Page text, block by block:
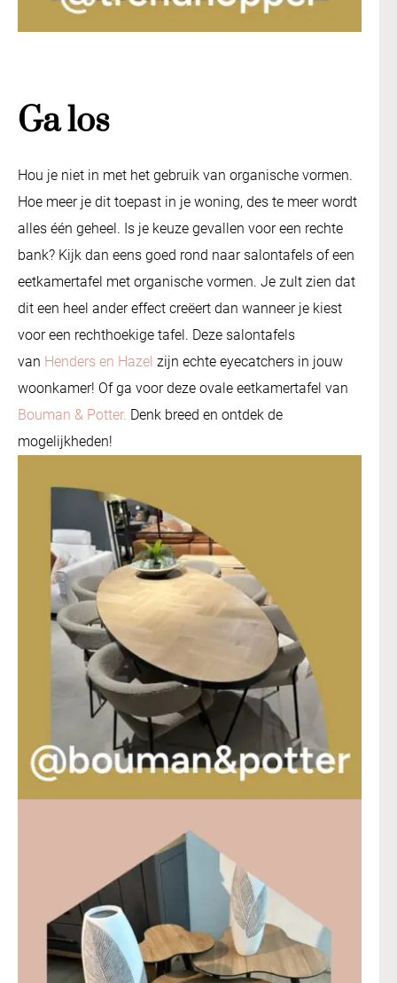
Ga los
Hou je niet in met het gebruik van organische vormen.
Hoe meer je dit toepast in je woning, des te meer wordt
alles één geheel. Is je keuze gevallen voor een rechte
bank? Kijk dan eens goed rond naar salontafels of een
eetkamertafel met organische vormen. Je zult zien dat
dit een heel ander effect creëert dan wanneer je kiest
voor een rechthoekige tafel. Deze salontafels
van Henders en Hazel zijn echte eyecatchers in jouw
woonkamer! Of ga voor deze ovale eetkamertafel van
Bouman & Potter. Denk breed en ontdek de
mogelijkheden!